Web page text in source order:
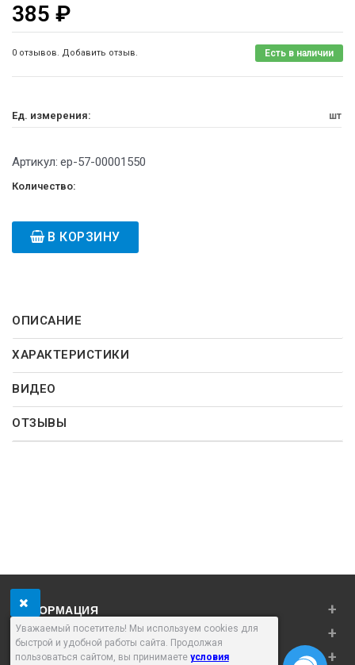
385 ₽
0 отзывов. Добавить отзыв. Есть в наличии
Ед. измерения: шт
Артикул: ep-57-00001550
Количество:
В КОРЗИНУ
ОПИСАНИЕ
ХАРАКТЕРИСТИКИ
ВИДЕО
ОТЗЫВЫ
ИНФОРМАЦИЯ +
ЛИЧНЫЙ КАБИНЕТ +
ДОПОЛНИТЕЛЬНО +
Уважаемый посетитель! Мы используем cookies для
быстрой и удобной работы сайта. Продолжая
пользоваться сайтом, вы принимаете условия